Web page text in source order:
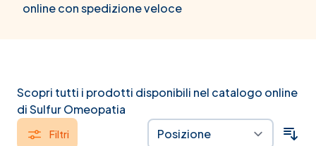
online con spedizione veloce
Scopri tutti i prodotti disponibili nel catalogo online
di Sulfur Omeopatia
Filtri